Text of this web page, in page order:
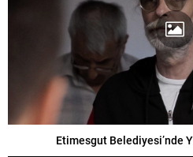
Etimesgut Belediyesi’nde